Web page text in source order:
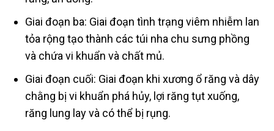
Giai đoạn ba: Giai đoạn tình trạng viêm nhiễm lan
tỏa rộng tạo thành các túi nha chu sưng phồng
và chứa vi khuẩn và chất mủ.
Giai đoạn cuối: Giai đoạn khi xương ổ răng và dây
chằng bị vi khuẩn phá hủy, lợi răng tụt xuống,
răng lung lay và có thể bị rụng.